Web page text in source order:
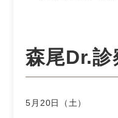
森尾Dr.診
5月20日（土）